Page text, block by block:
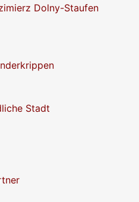
Dolny-Staufen
Stadt